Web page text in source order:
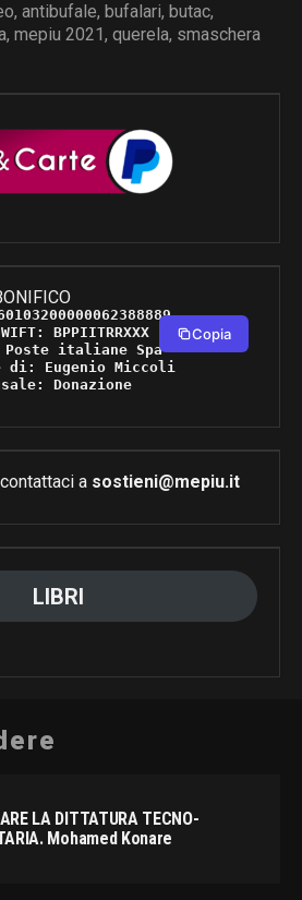
, antibufale, bufalari, butac,
, mepiu 2021 , querela, smaschera
BPPIITRRXXX
Poste italiane Spa
di: Eugenio Miccoli
Donazione
Copia
a sostieni@mepiu.it
LIBRI
LA DITTATURA TECNO-
Mohamed Konare